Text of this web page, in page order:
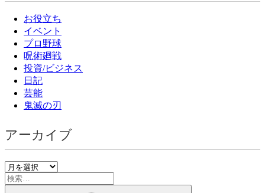
お役立ち
イベント
プロ野球
呪術廻戦
投資/ビジネス
日記
芸能
鬼滅の刃
アーカイブ
ア
ー
検
索: